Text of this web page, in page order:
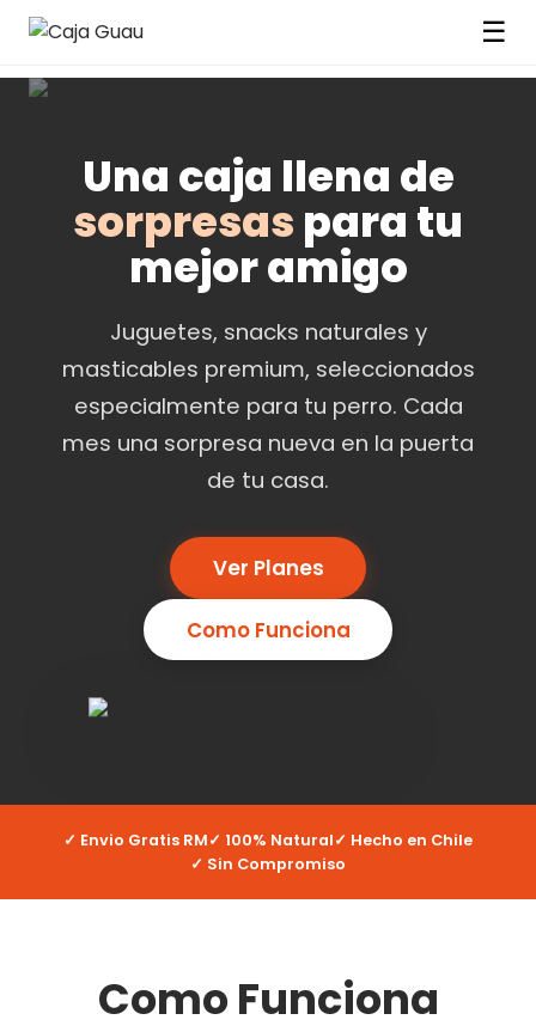
☰
Una caja llena de
sorpresas para tu
mejor amigo
Juguetes, snacks naturales y
masticables premium, seleccionados
especialmente para tu perro. Cada
mes una sorpresa nueva en la puerta
de tu casa.
Ver Planes
Como Funciona
✓ Envio Gratis RM✓ 100% Natural✓ Hecho en Chile
✓ Sin Compromiso
Como Funciona